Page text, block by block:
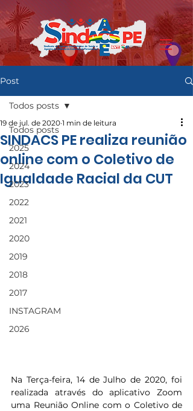
Post
Todos posts
2025
2024
2023
2022
2021
2020
2019
2018
2017
INSTAGRAM
2026
Todos posts
SINDACS PE realiza reunião
online com o Coletivo de
Igualdade Racial da CUT
19 de jul. de 2020 1 min de leitura
Na Terça-feira, 14 de Julho de 2020, foi
realizada através do aplicativo Zoom
uma Reunião Online com o Coletivo de